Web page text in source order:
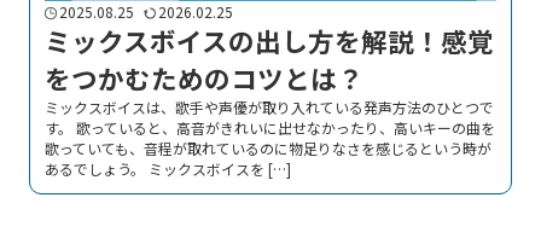
2025.08.25 2026.02.25
ミックスボイスの出し方を解説！感覚
をつかむためのコツとは？
ミックスボイスは、歌手や声優が取り入れている発声方法のひとつで
す。 歌っていると、高音がきれいに出せなかったり、高いキーの曲を
歌っていても、音程が取れているのに物足りなさを感じるという時が
あるでしょう。 ミックスボイスを […]